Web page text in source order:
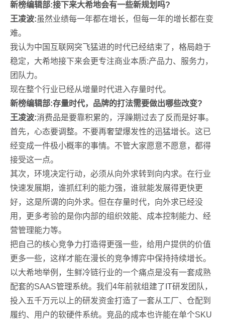
新榜编辑部:接下来大希地会有一些新规划吗?
王凌波:虽然业绩每一年都在增长，但每一年的增长都在变
难。
我认为中国互联网突飞猛进的时代已经结束了，格局趋于
稳定，大希地接下来会更专注商业本质:产品力、服务力，
团队力。
现在整个行业已经从增量时代进入存量时代。
新榜编辑部:存量时代，品牌的打法需要做出哪些改变?
王凌波:消费品是要靠积累的，浮躁期过去了反而是好事。
首先，心态要调整。不要再奢望爆发性的迅猛增长。这已
经变成一件极小概率的事情。不管大家愿意不愿意，都得
接受这一点。
其次，环境决定行动，必须从向外求转到向内求。在行业
快速发展期，谁抓红利的能力强，谁就能发展得更快更
好，这是所谓的向外求。但在存量时代，向外求已经没
用，更多考验的是你内部的组织效能、成本控制能力、经
营管理能力等。
把自己的核心竞争力打造得更强一些，给用户提供的价值
更多一些，这样才能在漫长的竞争博弈中保持持续增长。
以大希地举例，生鲜冷链行业的一个痛点是没有一套成熟
配套的SAAS管理系统。我们4年前就组建了IT研发团队，
投入五千万元以上的研发资金打造了一套从工厂、仓配到
履约、用户的软硬件系统。竞品的成本也许能在单个SKU